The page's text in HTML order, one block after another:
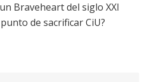
Braveheart del siglo XXI
de sacrificar CiU?